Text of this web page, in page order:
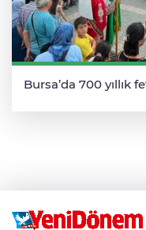
Bursa’da 700 yıllık